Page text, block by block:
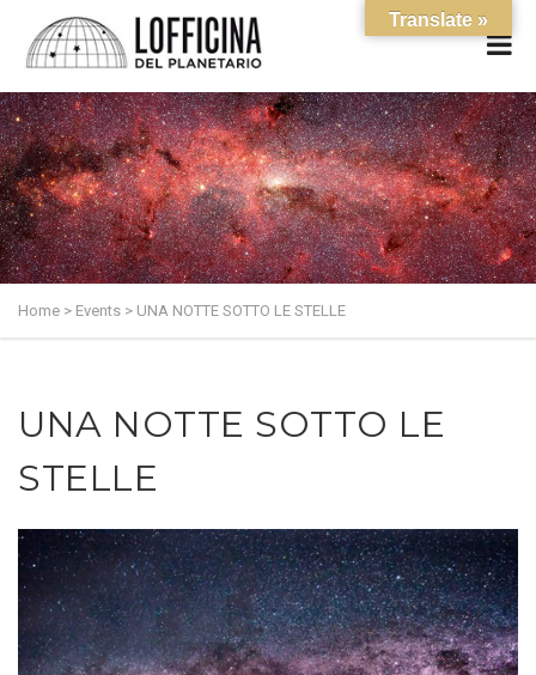
Home > Events > UNA NOTTE SOTTO LE STELLE
UNA NOTTE SOTTO LE
STELLE
Translate »